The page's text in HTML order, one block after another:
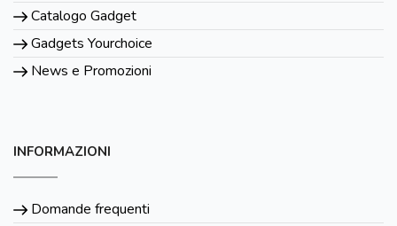
Catalogo Gadget
Gadgets Yourchoice
News e Promozioni
INFORMAZIONI
Domande frequenti